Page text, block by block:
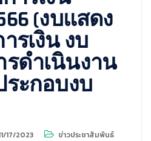
(งบแสดง
รเงิน งบ
ดำเนินงาน
ะกอบงบ
17/2023 ข่าวประชาสัมพันธ์